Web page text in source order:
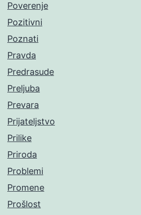
Poverenje
Pozitivni
Poznati
Pravda
Predrasude
Preljuba
Prevara
Prijateljstvo
Prilike
Priroda
Problemi
Promene
Prošlost